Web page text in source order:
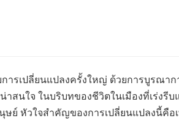
การเปลี่ยนแปลงครั้งใหญ่ ด้วยการบูรณา
สนใจ ในบริบทของชีวิตในเมืองที่เร่งรี
ย์ หัวใจสำคัญของการเปลี่ยนแปลงนี้คือ